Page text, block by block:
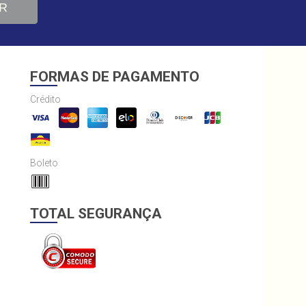
FORMAS DE PAGAMENTO
Crédito
Boleto
TOTAL SEGURANÇA